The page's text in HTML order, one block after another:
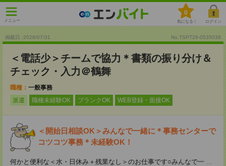
メニュー
0
気になる！ ログイン
掲載日 :2026/07/31 No.TSPT26-0535039
＜電話少＞チームで協力＊書類の振り分け＆
チェック・入力＠鶴舞
職種： 一般事務
派遣
職種未経験OK ブランクOK WEB登録・面接OK
＜開始日相談OK＞みんなで一緒に＊事務センターで
コツコツ事務＊未経験OK！
何かと便利な＜水・日休み＋残業なし＞のお仕事です○みんなで一 ...